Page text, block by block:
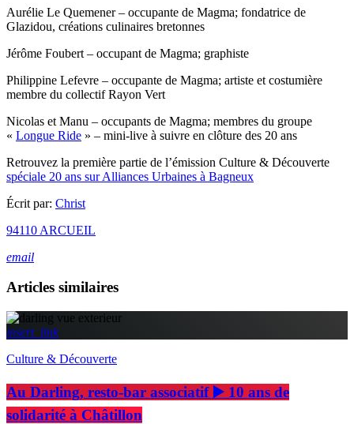
Aurélie Le Quemener – occupante de Magma; fondatrice de
Glazidou, créations culinaires bretonnes
Jérôme Foubert – occupant de Magma; graphiste
Philippine Lefevre – occupante de Magma; artiste et costumière
membre du collectif Rayon Vert
Nicolas et Manu – occupants de Magma; membres du groupe
« Longue Ride » – mini-live à suivre en clôture des 20 ans
Retrouvez la première partie de l’émission Culture & Découverte
spéciale 20 ans sur Alliances Urbaines à Bagneux
Écrit par: Christ
94110 ARCUEIL
email
Articles similaires
insert_link
Culture & Découverte
Au Darling, resto-bar associatif ▶️ 10 ans de
solidarité à Châtillon